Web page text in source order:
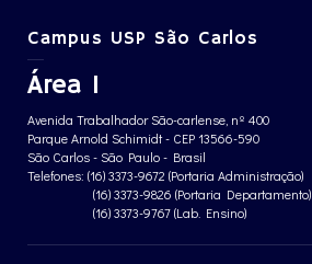
Campus USP São Carlos
Área 1
Avenida Trabalhador São-carlense, nº 400
Parque Arnold Schimidt - CEP 13566-590
São Carlos - São Paulo - Brasil
Telefones: (16) 3373-9672 (Portaria Administração)
(16) 3373-9826 (Portaria Departamento)
(16) 3373-9767 (Lab. Ensino)